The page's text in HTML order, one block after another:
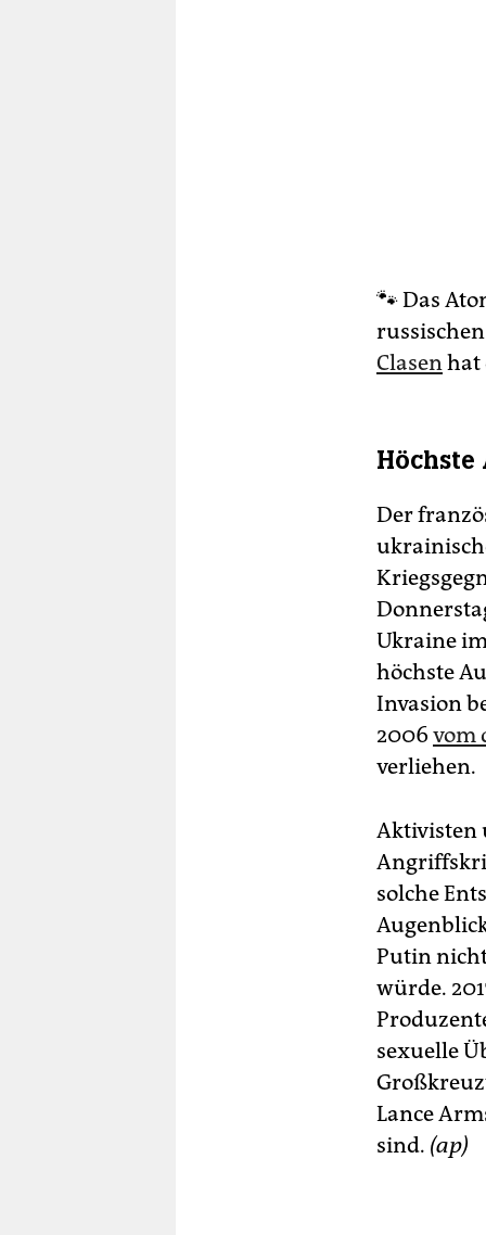
🐾 Das
Clasenhat
Der
Ukraine
höchste
Invasion
2006 vom
verliehen.
Aktivisten
solche
Putin
würde.
sexuelle
Lance
sind. (ap)